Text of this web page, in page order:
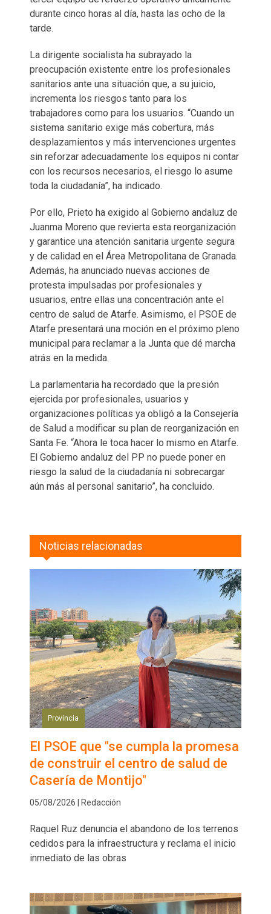
durante cinco horas al día, hasta las ocho de la
tarde.
La dirigente socialista ha subrayado la
preocupación existente entre los profesionales
sanitarios ante una situación que, a su juicio,
incrementa los riesgos tanto para los
trabajadores como para los usuarios. “Cuando un
sistema sanitario exige más cobertura, más
desplazamientos y más intervenciones urgentes
sin reforzar adecuadamente los equipos ni contar
con los recursos necesarios, el riesgo lo asume
toda la ciudadanía”, ha indicado.
Por ello, Prieto ha exigido al Gobierno andaluz de
Juanma Moreno que revierta esta reorganización
y garantice una atención sanitaria urgente segura
y de calidad en el Área Metropolitana de Granada.
Además, ha anunciado nuevas acciones de
protesta impulsadas por profesionales y
usuarios, entre ellas una concentración ante el
centro de salud de Atarfe. Asimismo, el PSOE de
Atarfe presentará una moción en el próximo pleno
municipal para reclamar a la Junta que dé marcha
atrás en la medida.
La parlamentaria ha recordado que la presión
ejercida por profesionales, usuarios y
organizaciones políticas ya obligó a la Consejería
de Salud a modificar su plan de reorganización en
Santa Fe. “Ahora le toca hacer lo mismo en Atarfe.
El Gobierno andaluz del PP no puede poner en
riesgo la salud de la ciudadanía ni sobrecargar
aún más al personal sanitario”, ha concluido.
Noticias relacionadas
Provincia
El PSOE que "se cumpla la promesa
de construir el centro de salud de
Casería de Montijo"
05/08/2026 | Redacción
Raquel Ruz denuncia el abandono de los terrenos
cedidos para la infraestructura y reclama el inicio
inmediato de las obras